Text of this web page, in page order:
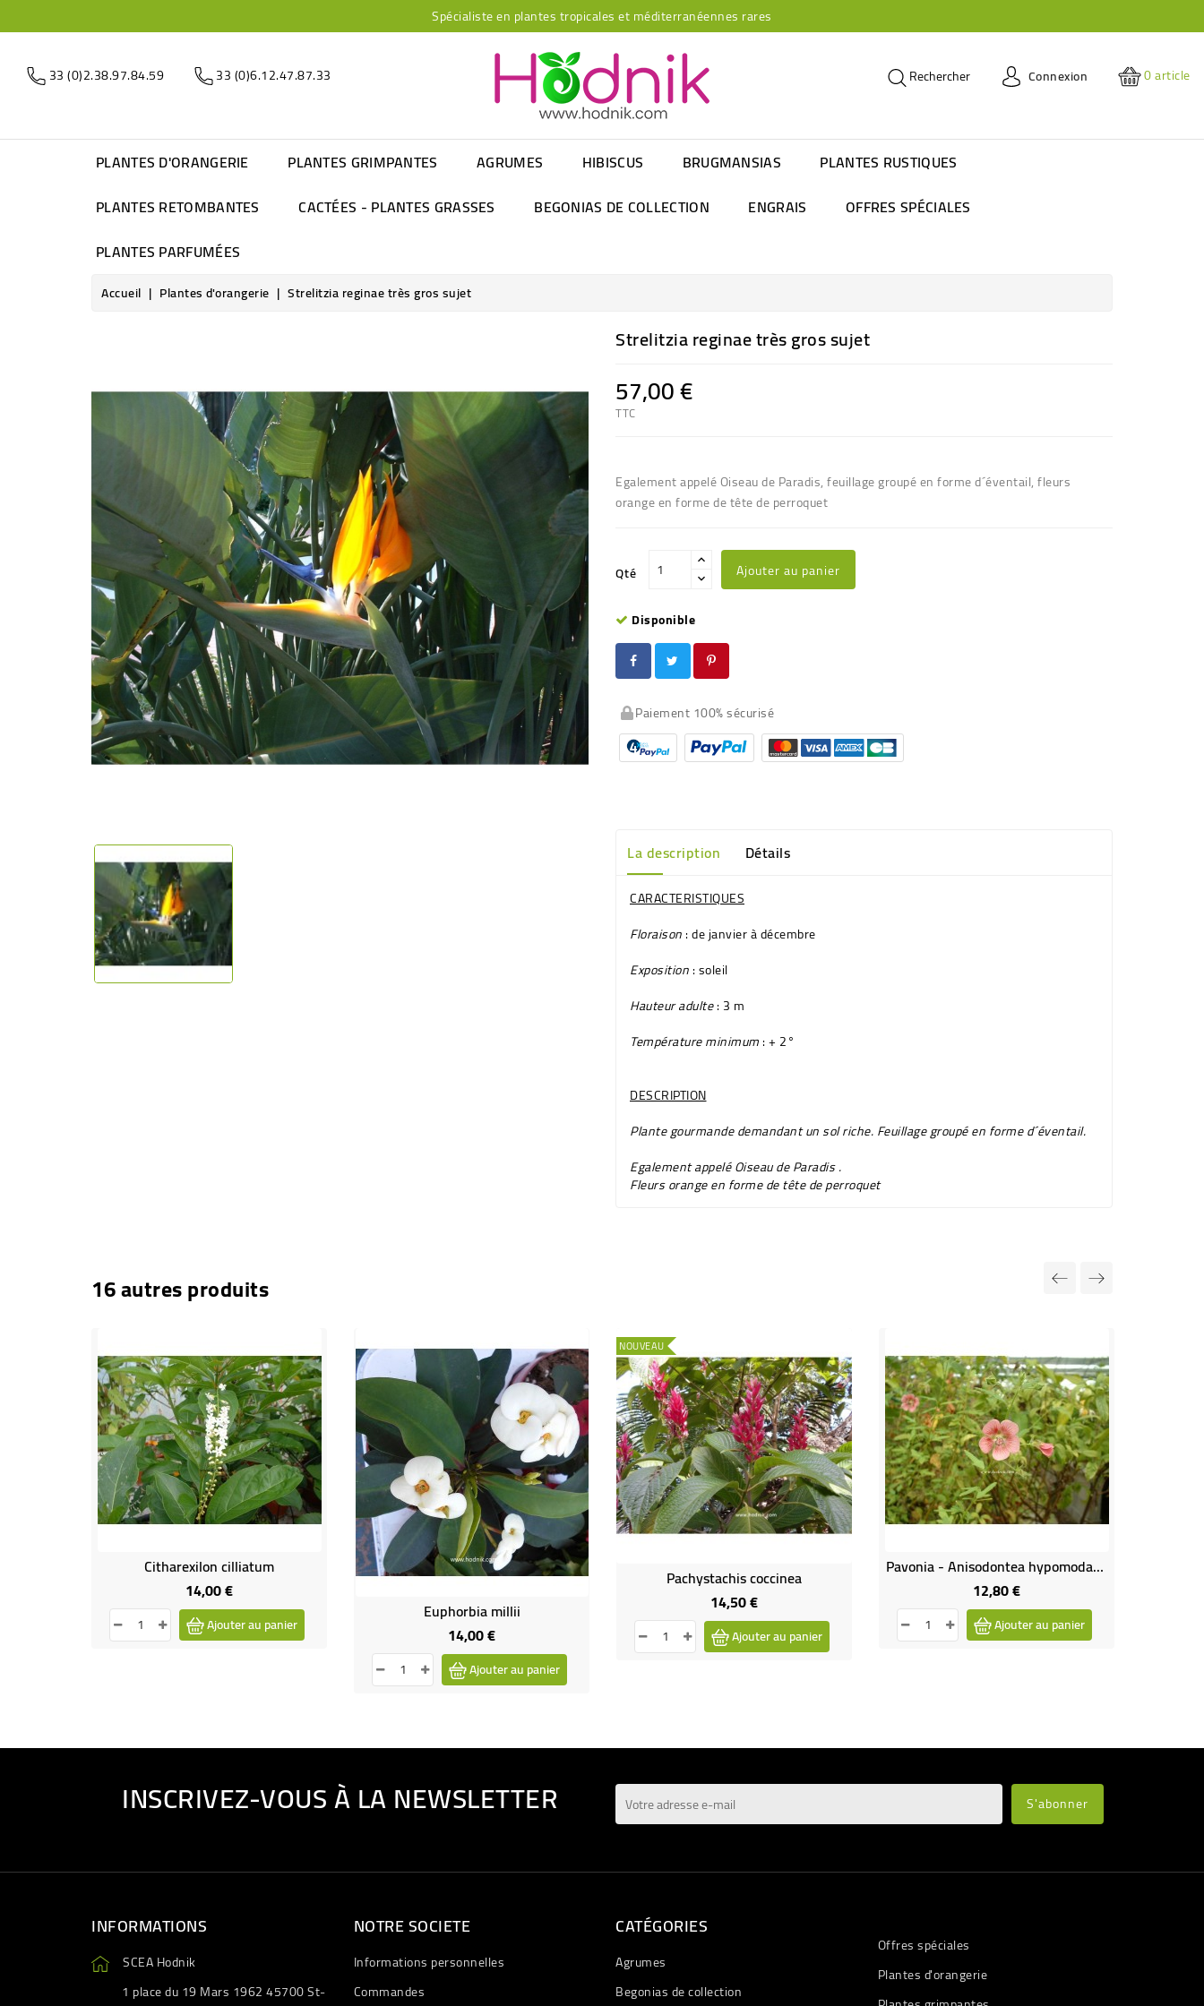
Spécialiste en plantes tropicales et méditerranéennes rares
33 (0)2.38.97.84.59 33 (0)6.12.47.87.33 Rechercher Connexion 0article
PLANTES D'ORANGERIE PLANTES GRIMPANTES AGRUMES HIBISCUS BRUGMANSIAS
PLANTES RUSTIQUES
PLANTES RETOMBANTES
CACTÉES - PLANTES GRASSES BEGONIAS DE COLLECTION ENGRAIS
OFFRES SPÉCIALES
PLANTES PARFUMÉES
Accueil Plantes d'orangerie Strelitzia reginae très gros sujet
Strelitzia reginae très gros sujet
57,00 €
TTC
Egalement appelé Oiseau de Paradis, feuillage groupé en forme d´éventail, fleurs
orange en forme de tête de perroquet
Qté Ajouter au panier
Disponible
Paiement 100% sécurisé
La description Détails
CARACTERISTIQUES
Floraison: de janvier à décembre
Exposition: soleil
Hauteur adulte: 3 m
Température minimum: + 2°
DESCRIPTION
Plante gourmande demandant un sol riche. Feuillage groupé en forme d´éventail.
Egalement appeléOiseau de Paradis.
Fleursorangeen forme de tête de perroquet
16 autres produits
Citharexilon cilliatum
14,00 €Prix
Ajouter au panier
Euphorbia millii
14,00 €Prix
Ajouter au panier
NOUVEAU
Pachystachis coccinea
14,50 €Prix
Ajouter au panier
Pavonia - Anisodontea hypomodarum
12,80 €Prix
Ajouter au panier
INSCRIVEZ-VOUS À LA NEWSLETTER
INFORMATIONS
SCEA Hodnik
1 place du 19 Mars 1962 45700 St-
NOTRE SOCIETE
Informations personnelles
Commandes
CATÉGORIES
Agrumes
Begonias de collection
Offres spéciales
Plantes d'orangerie